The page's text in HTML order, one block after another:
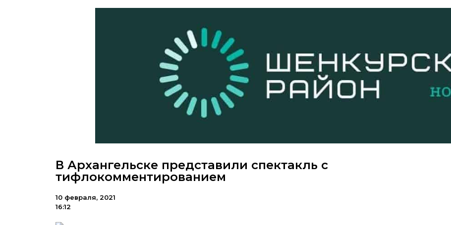
В Архангельске представили спектакль с
тифлокомментированием
10 февраля, 2021
16:12